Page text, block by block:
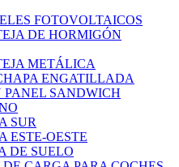
FOTOVOLTAICOS
DE HORMIGÓN
METÁLICA
ENGATILLADA
PANEL SANDWICH
SUR
ESTE-OESTE
DE SUELO